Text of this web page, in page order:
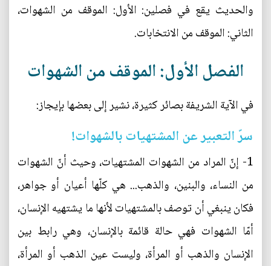
والحديث يقع في فصلين: الأول: الموقف من الشهوات،
الثاني: الموقف من الانتخابات.
الفصل الأول: الموقف من الشهوات
في الآية الشريفة بصائر كثيرة، نشير إلى بعضها بإيجاز:
سرّ التعبير عن المشتهيات بالشهوات!
1- إنّ المراد من الشهوات المشتهيات، وحيث أنّ الشهوات
من النساء، والبنين، والذهب... هي كلّها أعيان أو جواهر،
فكان ينبغي أن توصف بالمشتهيات لأنها ما يشتهيه الإنسان،
أمّا الشهوات فهي حالة قائمة بالإنسان، وهي رابط بين
الإنسان والذهب أو المرأة، وليست عين الذهب أو المرأة،